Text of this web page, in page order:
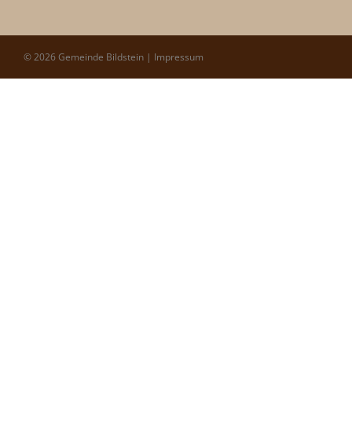
© 2026 Gemeinde Bildstein | Impressum